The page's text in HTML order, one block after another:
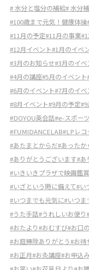
# 水分と塩分の補給# 水分
#100歳まで元気！健康体操
#11月の予定#11月の事業
#12月イベント#1月のイベ
#3月のお知らせ#3月のイベ
#4月の講座#5月のイベント
#6月のイベント#7月のイベ
#8月イベント#9月の予定
#DOYOU英会話#e-スポーツ
#FUMIDANCELAB#LPレコ
#あたまとからだ#あったか
#ありがとうございます#あ
#いきいきプラザで映画鑑賞
#いざという時に備えて#い
#いつまでも元気に#いつま
#うた手話#うれしいお便り
#おたより#おむすび#お口
#お庭掃除ありがとう#お待
#お正月#お灸講座#お申込